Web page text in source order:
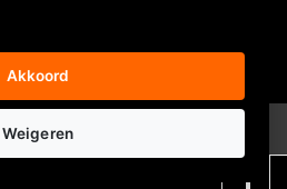
Akkoord
Weigeren